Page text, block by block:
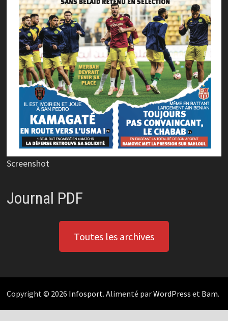
Screenshot
Journal PDF
Toutes les archives
Copyright © 2026 Infosport. Alimenté parWordPress et Bam.